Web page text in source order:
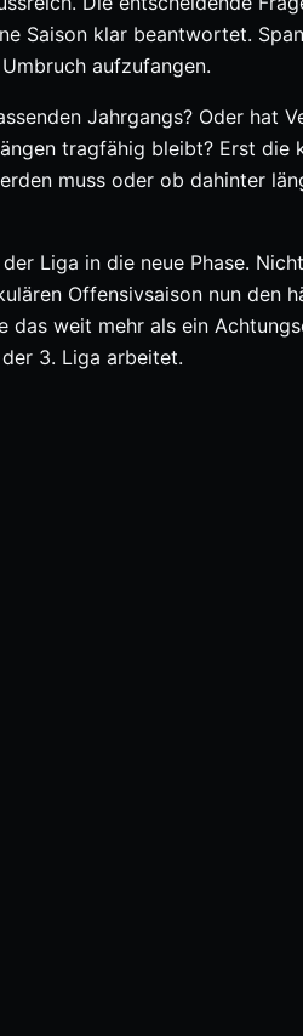
Saison klar beantwortet.
aufzufangen.
Jahrgangs? Oder hat
tragfähig bleibt? Erst die
muss oder ob dahinter
Liga in die neue Phase.
Offensivsaison nun den
weit mehr als ein
3. Liga arbeitet.